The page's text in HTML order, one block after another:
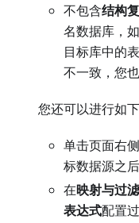
不包含结构
名数据库，
目标库中的
不一致，您
您还可以进行如
单击页面右
标数据源之后
在映射与过滤
表达式配置